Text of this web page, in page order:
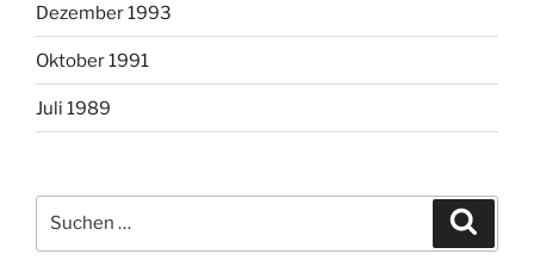
Dezember 1993
Oktober 1991
Juli 1989
nach: